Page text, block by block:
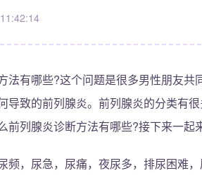
法有哪些?这个问题是很多男性朋友
导致的前列腺炎。前列腺炎的分类有
前列腺炎诊断方法有哪些?接下来一起
频，尿急，尿痛，夜尿多，排尿困难